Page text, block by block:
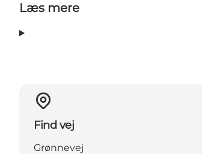
Læs mere
Find vej
Grønnevej